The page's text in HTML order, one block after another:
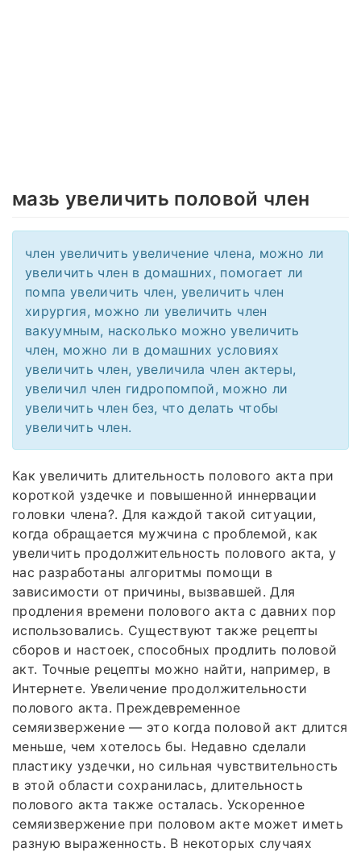
мазь увеличить половой член
член увеличить увеличение члена, можно ли
увеличить член в домашних, помогает ли
помпа увеличить член, увеличить член
хирургия, можно ли увеличить член
вакуумным, насколько можно увеличить
член, можно ли в домашних условиях
увеличить член, увеличила член актеры,
увеличил член гидропомпой, можно ли
увеличить член без, что делать чтобы
увеличить член.
Как увеличить длительность полового акта при
короткой уздечке и повышенной иннервации
головки члена?. Для каждой такой ситуации,
когда обращается мужчина с проблемой, как
увеличить продолжительность полового акта, у
нас разработаны алгоритмы помощи в
зависимости от причины, вызвавшей. Для
продления времени полового акта с давних пор
использовались. Существуют также рецепты
сборов и настоек, способных продлить половой
акт. Точные рецепты можно найти, например, в
Интернете. Увеличение продолжительности
полового акта. Преждевременное
семяизвержение — это когда половой акт длится
меньше, чем хотелось бы. Недавно сделали
пластику уздечки, но сильная чувствительность
в этой области сохранилась, длительность
полового акта также осталась. Ускоренное
семяизвержение при половом акте может иметь
разную выраженность. В некоторых случаях